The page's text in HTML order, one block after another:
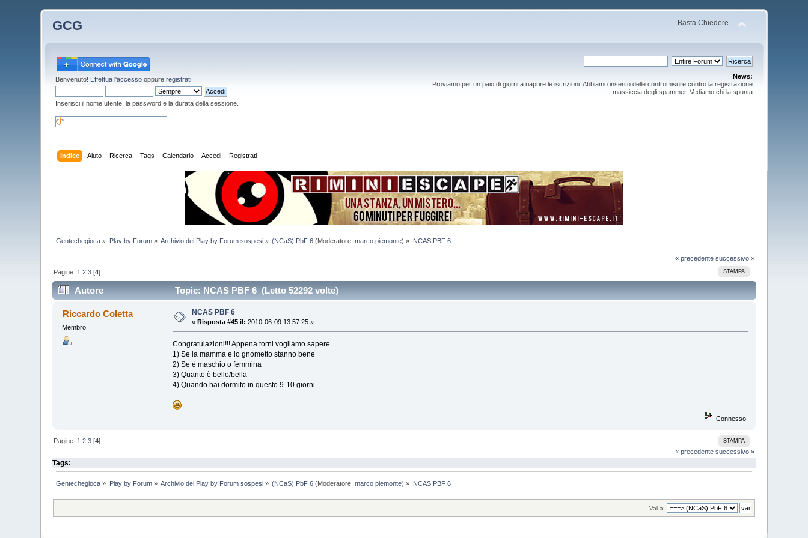
GCG Basta Chiedere
Benvenuto! Effettua l'accesso oppureregistrati
Inserisci il nome utente, la password e la durata della sessione.
News:
Proviamo per un paio di giorni a riaprire le iscrizioni. Abbiamo inserito delle contromisure contro la registrazione
massiccia degli spammer. Vediamo chi la spunta
Indice Aiuto Ricerca Tags Calendario Accedi Registrati
Gentechegioca » Play by Forum» Archivio dei Play by Forum sospesi » (NCaS) PbF 6 (Moderatore:marco piemonte) » NCAS PBF 6
« precedente successivo »
STAMPA
Pagine: 1 2 3 [4]
Autore Topic: NCAS PBF 6 (Letto 52292 volte)
Riccardo Coletta
Membro
NCAS PBF 6
« Risposta #45 il: 2010-06-09 13:57:25 »
Congratulazioni!!! Appena torni vogliamo sapere
1) Se la mamma e lo gnometto stanno bene
2) Se è maschio o femmina
3) Quanto è bello/bella
4) Quando hai dormito in questo 9-10 giorni
Connesso
STAMPA
Pagine:1 2 3 [4]
« precedente successivo »
Tags:
Gentechegioca » Play by Forum» Archivio dei Play by Forum sospesi » (NCaS) PbF 6 (Moderatore:marco piemonte) » NCAS PBF 6
Vai a: